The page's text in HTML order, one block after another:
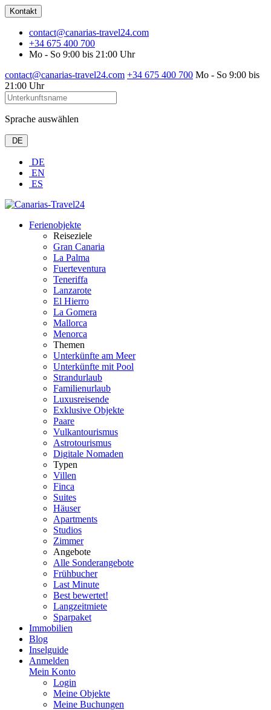
Kontakt
contact@canarias-travel24.com
+34 675 400 700
Mo - So 9:00 bis 21:00 Uhr
contact@canarias-travel24.com +34 675 400 700 Mo - So 9:00 bis
21:00 Uhr
Sprache auswählen
DE
DE
EN
ES
Ferienobjekte
Reiseziele
Gran Canaria
La Palma
Fuerteventura
Teneriffa
Lanzarote
El Hierro
La Gomera
Mallorca
Menorca
Themen
Unterkünfte am Meer
Unterkünfte mit Pool
Strandurlaub
Familienurlaub
Luxusreisende
Exklusive Objekte
Paare
Vulkantourismus
Astrotourismus
Digitale Nomaden
Typen
Villen
Finca
Suites
Häuser
Apartments
Studios
Zimmer
Angebote
Alle Sonderangebote
Frühbucher
Last Minute
Best bewertet!
Langzeitmiete
Sparpaket
Immobilien
Blog
Inselguide
Anmelden
Mein Konto
Login
Meine Objekte
Meine Buchungen